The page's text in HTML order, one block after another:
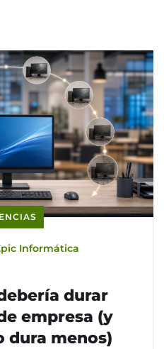
Informática
durar
empresa (y
dura menos)